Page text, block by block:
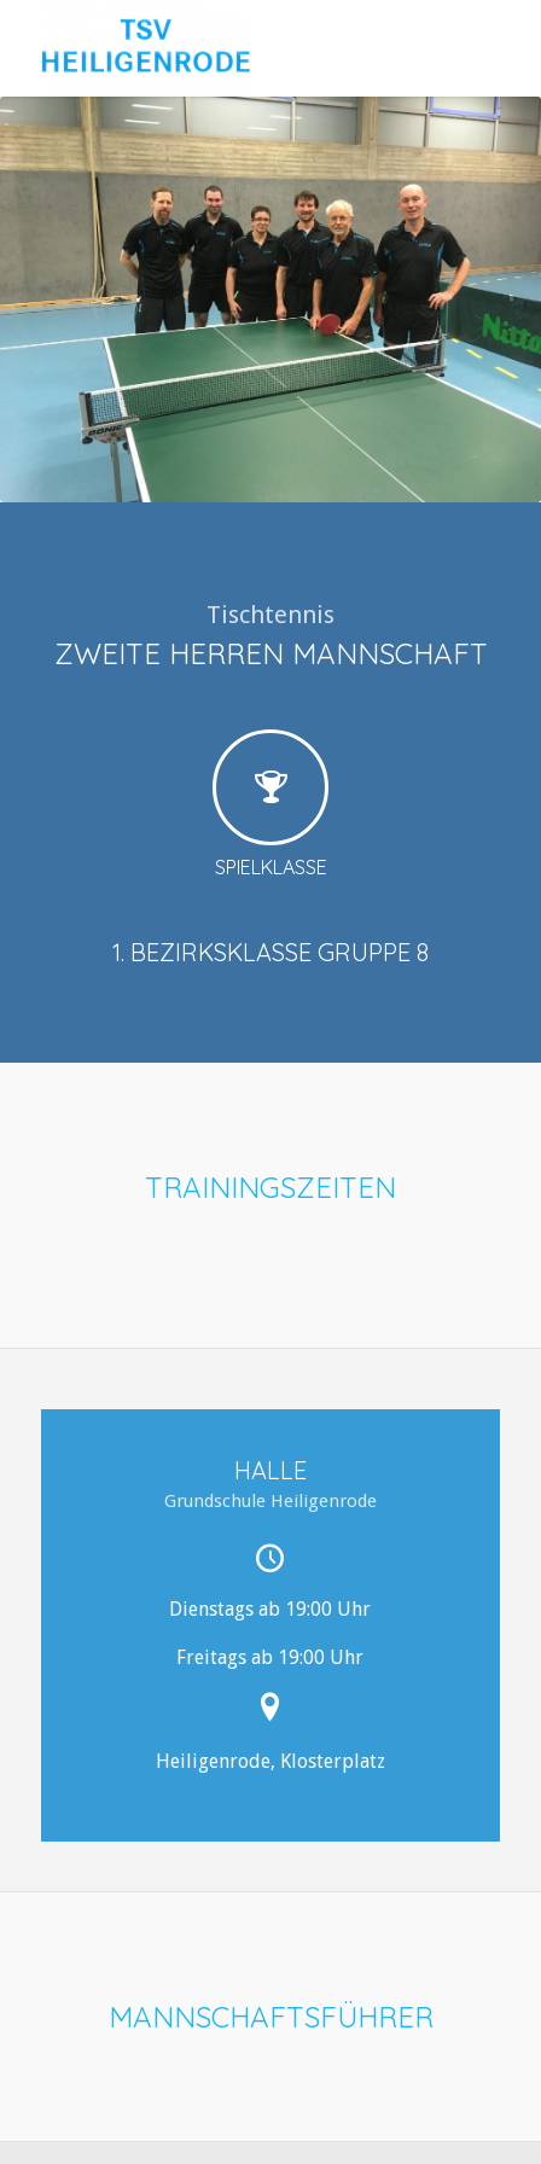
Tischtennis
ZWEITE HERREN MANNSCHAFT
SPIELKLASSE
1. BEZIRKSKLASSE GRUPPE 8
TRAININGSZEITEN
HALLE
Grundschule Heiligenrode
Dienstags ab 19:00 Uhr
Freitags ab 19:00 Uhr
Heiligenrode, Klosterplatz
MANNSCHAFTSFÜHRER